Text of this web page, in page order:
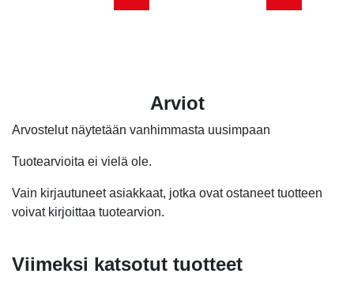
Arviot
Arvostelut näytetään vanhimmasta uusimpaan
Tuotearvioita ei vielä ole.
Vain kirjautuneet asiakkaat, jotka ovat ostaneet tuotteen
voivat kirjoittaa tuotearvion.
Viimeksi katsotut tuotteet